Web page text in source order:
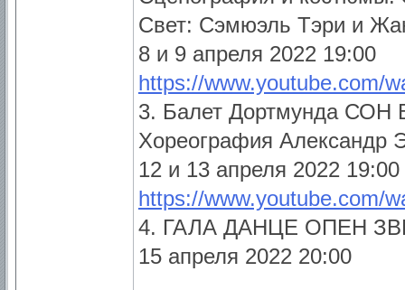
Свет: Сэмюэль Тэри и
8 и 9 апреля 2022 19:00
https://www.youtube.com/
3. Балет Дортмунда
Хореография Александр
12 и 13 апреля 2022 19:00
https://www.youtube.com/
4. ГАЛА ДАНЦЕ ОПЕН
15 апреля 2022 20:00